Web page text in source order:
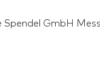
Spendel GmbH